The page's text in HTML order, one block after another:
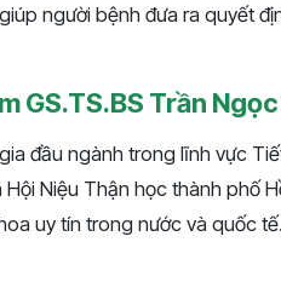
người bệnh đưa ra quyết
GS.TS.BS Trần
đầu ngành trong lĩnh vực
Niệu Thận học thành phố
uy tín trong nước và quốc tế.